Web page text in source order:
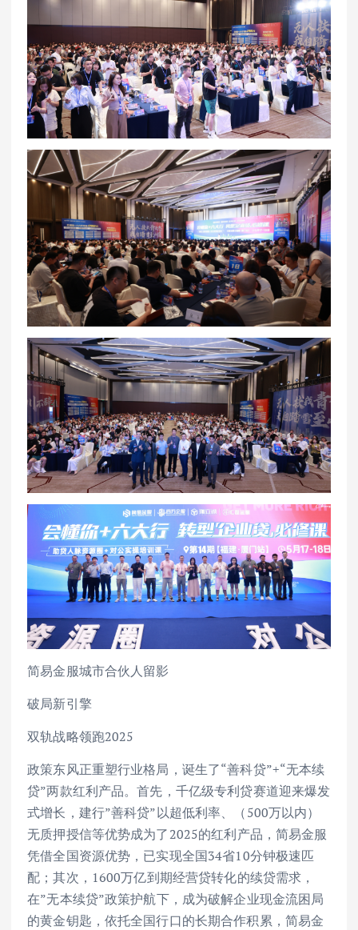
简易金服城市合伙人留影
破局新引擎
双轨战略领跑2025
政策东风正重塑行业格局，诞生了“善科贷”+“无本续
贷”两款红利产品。首先，千亿级专利贷赛道迎来爆发
式增长，建行”善科贷”以超低利率、（500万以内）
无质押授信等优势成为了2025的红利产品，简易金服
凭借全国资源优势，已实现全国34省10分钟极速匹
配；其次，1600万亿到期经营贷转化的续贷需求，
在”无本续贷”政策护航下，成为破解企业现金流困局
的黄金钥匙，依托全国行口的长期合作积累，简易金